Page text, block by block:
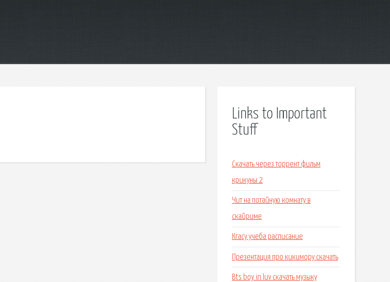
Links to Important
Stuff
Скачать через торрент фильм
крикуны 2
Чит на потайную комнату в
скайриме
Кгасу учеба расписание
Презентация про кикимору скачать
Bts boy in luv скачать музыку